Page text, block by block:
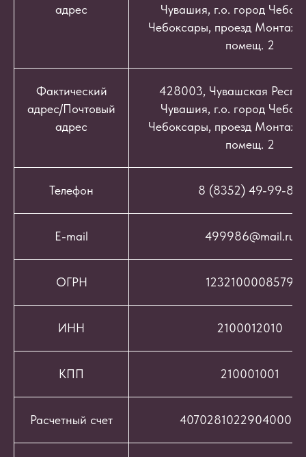
адрес
Чувашия, г.о. город
Чебоксары, проезд
помещ. 2
Фактический
адрес/Почтовый
адрес
428003, Чувашская
Чувашия, г.о. город
Чебоксары, проезд
помещ. 2
Телефон 8 (8352) 49-99-86
E-mail 499986@mail.ru
ОГРН 1232100008579
ИНН 2100012010
КПП 210001001
Расчетный счет